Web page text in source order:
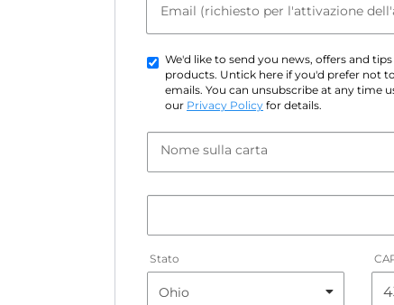
Email (richiesto per l'attivazione
We'd like to send you news, offers and
products. Untick here if you'd prefer not
emails. You can unsubscribe at any time
our Privacy Policy for details.
Nome sulla carta
Stato